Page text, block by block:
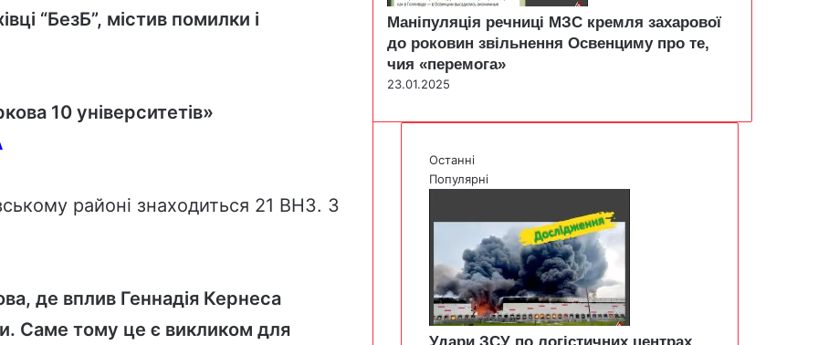
“БезБ”, містив помилки і
10 університетів»
районі знаходиться 21 ВНЗ. З
де вплив Геннадія Кернеса
Саме тому це є викликом для
Маніпуляція речниці МЗС кремля захарової
до роковин звільнення Освенциму про те,
чия «перемога»
23.01.2025
Останні
Популярні